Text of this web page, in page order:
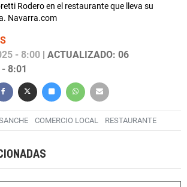
Rodero en el restaurante que lleva su
Navarra.com
- 8:00 | ACTUALIZADO: 06
- 8:01
COMERCIO LOCAL RESTAURANTE